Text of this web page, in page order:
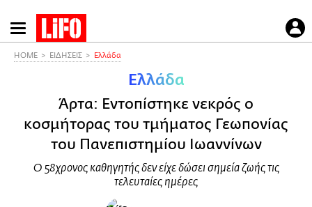
Παράκαμψη
προς
HOME ΕΙΔΗΣΕΙΣ Ελλάδα
Ελλάδα
Άρτα: Εντοπίστηκε νεκρός ο
κοσμήτορας του τμήματος Γεωπονίας
του Πανεπιστημίου Ιωαννίνων
Ο 58χρονος καθηγητής δεν είχε δώσει σημεία ζωής τις
τελευταίες ημέρες